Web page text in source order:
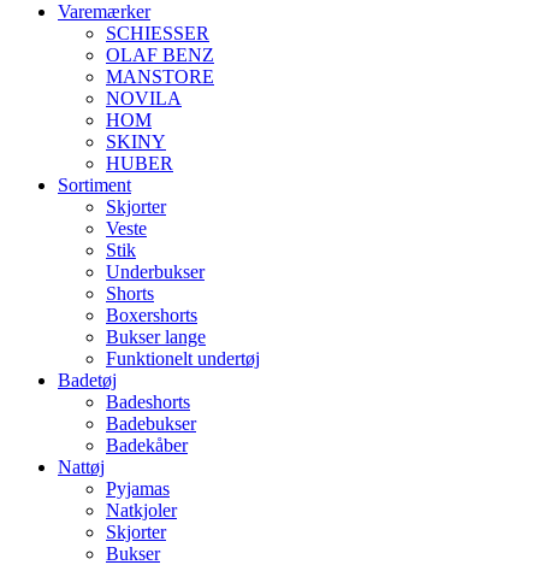
Varemærker
SCHIESSER
OLAF BENZ
MANSTORE
NOVILA
HOM
SKINY
HUBER
Sortiment
Skjorter
Veste
Stik
Underbukser
Shorts
Boxershorts
Bukser lange
Funktionelt undertøj
Badetøj
Badeshorts
Badebukser
Badekåber
Nattøj
Pyjamas
Natkjoler
Skjorter
Bukser